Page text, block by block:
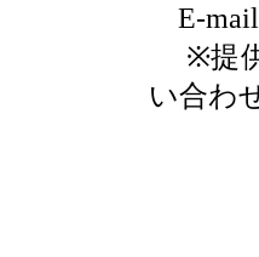
E-mail
※提
い合わ